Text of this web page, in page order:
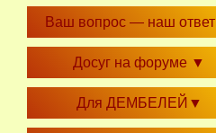
Ваш вопрос — наш ответ
Досуг на форуме ▼
Для ДЕМБЕЛЕЙ ▼